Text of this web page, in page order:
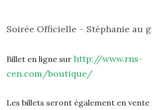
Soirée Officielle – Stéphanie au
Billet en ligne surhttp://www.rns-
cen.com/boutique/
Les billets seront également en vente